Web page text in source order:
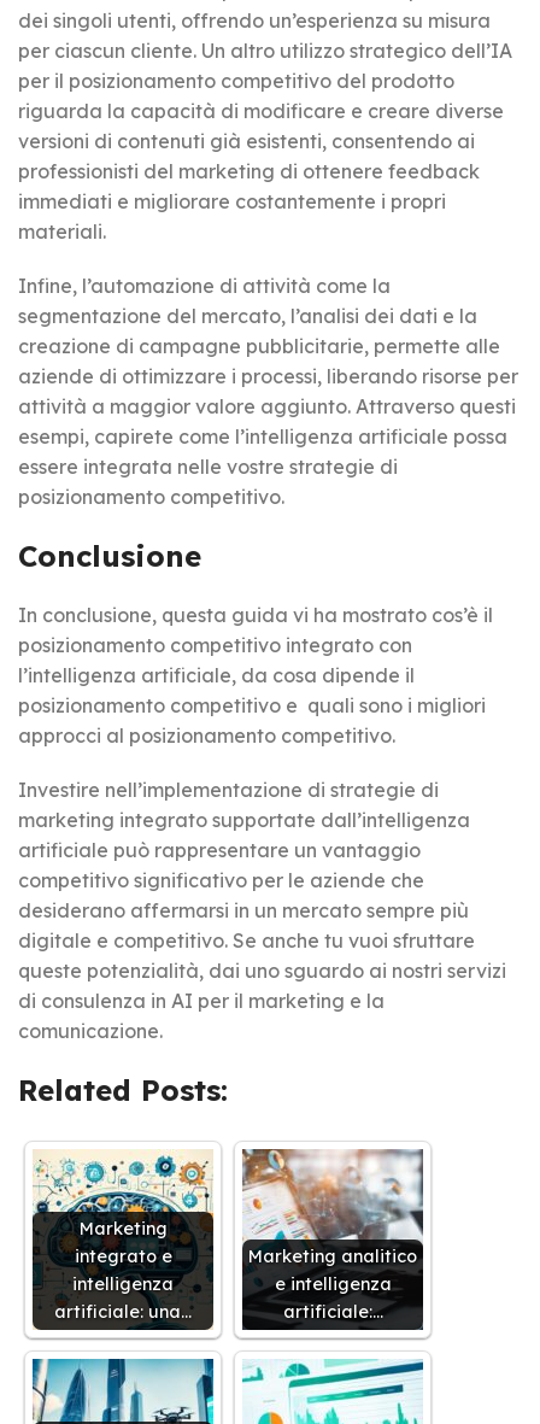
dei singoli utenti, offrendo un’esperienza su misura
per ciascun cliente. Un altro utilizzo strategico dell’IA
per il posizionamento competitivo del prodotto
riguarda la capacità di modificare e creare diverse
versioni di contenuti già esistenti, consentendo ai
professionisti del marketing di ottenere feedback
immediati e migliorare costantemente i propri
materiali.
Infine, l’automazione di attività come la
segmentazione del mercato, l’analisi dei dati e la
creazione di campagne pubblicitarie, permette alle
aziende di ottimizzare i processi, liberando risorse per
attività a maggior valore aggiunto. Attraverso questi
esempi, capirete come l’intelligenza artificiale possa
essere integrata nelle vostre strategie di
posizionamento competitivo.
Conclusione
In conclusione, questa guida vi ha mostrato cos’è il
posizionamento competitivo integrato con
l’intelligenza artificiale, da cosa dipende il
posizionamento competitivo e quali sono i migliori
approcci al posizionamento competitivo.
Investire nell’implementazione di strategie di
marketing integrato supportate dall’intelligenza
artificiale può rappresentare un vantaggio
competitivo significativo per le aziende che
desiderano affermarsi in un mercato sempre più
digitale e competitivo. Se anche tu vuoi sfruttare
queste potenzialità, dai uno sguardo ai nostri servizi
di consulenza in AI per il marketing e la
comunicazione.
Related Posts:
Marketing
integrato e
intelligenza
artificiale: una…
Marketing analitico
e intelligenza
artificiale:…